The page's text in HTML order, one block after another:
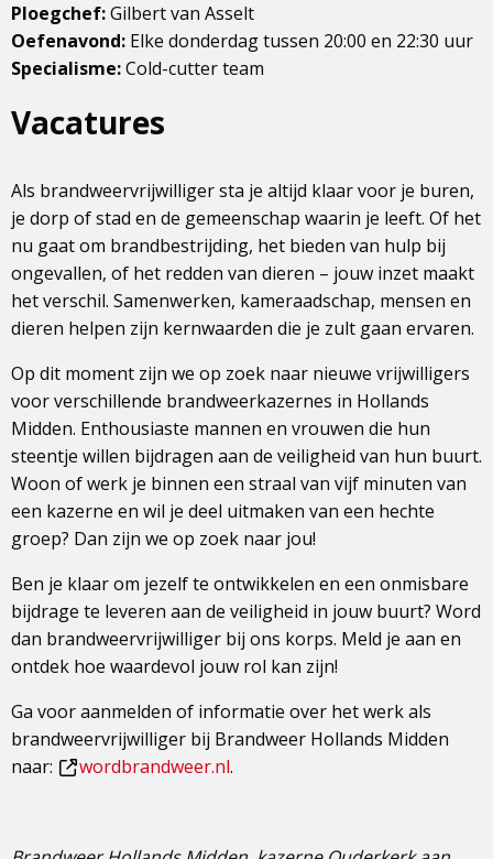
Ploegchef:Gilbert van Asselt
Oefenavond: Elke donderdag tussen 20:00 en 22:30 uur
Specialisme:Cold-cutter team
Vacatures
Als brandweervrijwilliger sta je altijd klaar voor je buren,
je dorp of stad en de gemeenschap waarin je leeft. Of het
nu gaat om brandbestrijding, het bieden van hulp bij
ongevallen, of het redden van dieren – jouw inzet maakt
het verschil. Samenwerken, kameraadschap, mensen en
dieren helpen zijn kernwaarden die je zult gaan ervaren.
Op dit moment zijn we op zoek naar nieuwe vrijwilligers
voor verschillende brandweerkazernes in Hollands
Midden. Enthousiaste mannen en vrouwen die hun
steentje willen bijdragen aan de veiligheid van hun buurt.
Woon of werk je binnen een straal van vijf minuten van
een kazerne en wil je deel uitmaken van een hechte
groep? Dan zijn we op zoek naar jou!
Ben je klaar om jezelf te ontwikkelen en een onmisbare
bijdrage te leveren aan de veiligheid in jouw buurt? Word
dan brandweervrijwilliger bij ons korps. Meld je aan en
ontdek hoe waardevol jouw rol kan zijn!
Ga voor aanmelden of informatie over het werk als
brandweervrijwilliger bij Brandweer Hollands Midden
naar:
een
wordbrandweer.nl.